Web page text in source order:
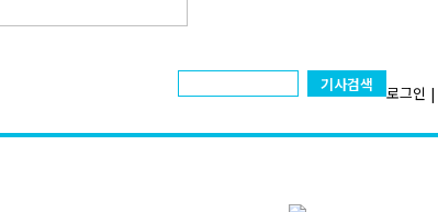
기사검색 로그인 |